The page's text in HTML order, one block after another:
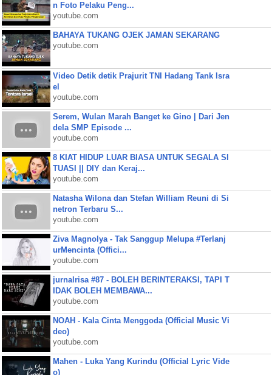
n Foto Pelaku Peng...
youtube.com
BAHAYA TUKANG OJEK JAMAN SEKARANG
youtube.com
Video Detik detik Prajurit TNI Hadang Tank Isra
el
youtube.com
Serem, Wulan Marah Banget ke Gino | Dari Jen
dela SMP Episode ...
youtube.com
8 KIAT HIDUP LUAR BIASA UNTUK SEGALA SI
TUASI || DIY dan Keraj...
youtube.com
Natasha Wilona dan Stefan William Reuni di Si
netron Terbaru S...
youtube.com
Ziva Magnolya - Tak Sanggup Melupa #Terlanj
urMencinta (Offici...
youtube.com
jurnalrisa #87 - BOLEH BERINTERAKSI, TAPI T
IDAK BOLEH MEMBAWA...
youtube.com
NOAH - Kala Cinta Menggoda (Official Music Vi
deo)
youtube.com
Mahen - Luka Yang Kurindu (Official Lyric Vide
o)